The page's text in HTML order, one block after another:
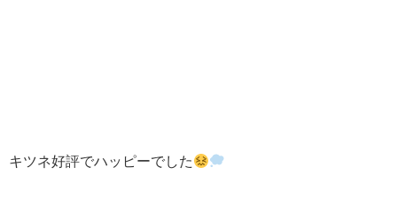
キツネ好評でハッピーでした